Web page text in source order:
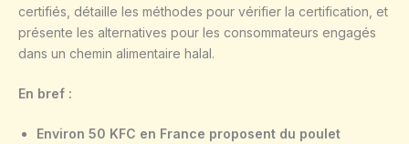
certifiés, détaille les méthodes pour vérifier la certification, et
présente les alternatives pour les consommateurs engagés
dans un chemin alimentaire halal.
En bref :
Environ 50 KFC en France proposent du poulet